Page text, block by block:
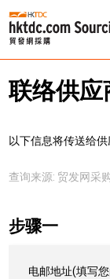
联络供应
以下信息将传送给供
查询来源: 贸发网采
步骤一
电邮地址(填写